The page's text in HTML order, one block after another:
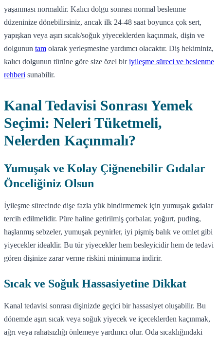
yaşanması normaldir. Kalıcı dolgu sonrası normal beslenme
düzeninize dönebilirsiniz, ancak ilk 24-48 saat boyunca çok sert,
yapışkan veya aşırı sıcak/soğuk yiyeceklerden kaçınmak, dişin ve
dolgunun tam olarak yerleşmesine yardımcı olacaktır. Diş hekiminiz,
kalıcı dolgunun türüne göre size özel biriyileşme süreci ve beslenme
rehberi sunabilir.
Kanal Tedavisi Sonrası Yemek
Seçimi: Neleri Tüketmeli,
Nelerden Kaçınmalı?
Yumuşak ve Kolay Çiğnenebilir Gıdalar
Önceliğiniz Olsun
İyileşme sürecinde dişe fazla yük bindirmemek için yumuşak gıdalar
tercih edilmelidir. Püre haline getirilmiş çorbalar, yoğurt, puding,
haşlanmış sebzeler, yumuşak peynirler, iyi pişmiş balık ve omlet gibi
yiyecekler idealdir. Bu tür yiyecekler hem besleyicidir hem de tedavi
gören dişinize zarar verme riskini minimuma indirir.
Sıcak ve Soğuk Hassasiyetine Dikkat
Kanal tedavisi sonrası dişinizde geçici bir hassasiyet oluşabilir. Bu
dönemde aşırı sıcak veya soğuk yiyecek ve içeceklerden kaçınmak,
ağrı veya rahatsızlığı önlemeye yardımcı olur. Oda sıcaklığındaki